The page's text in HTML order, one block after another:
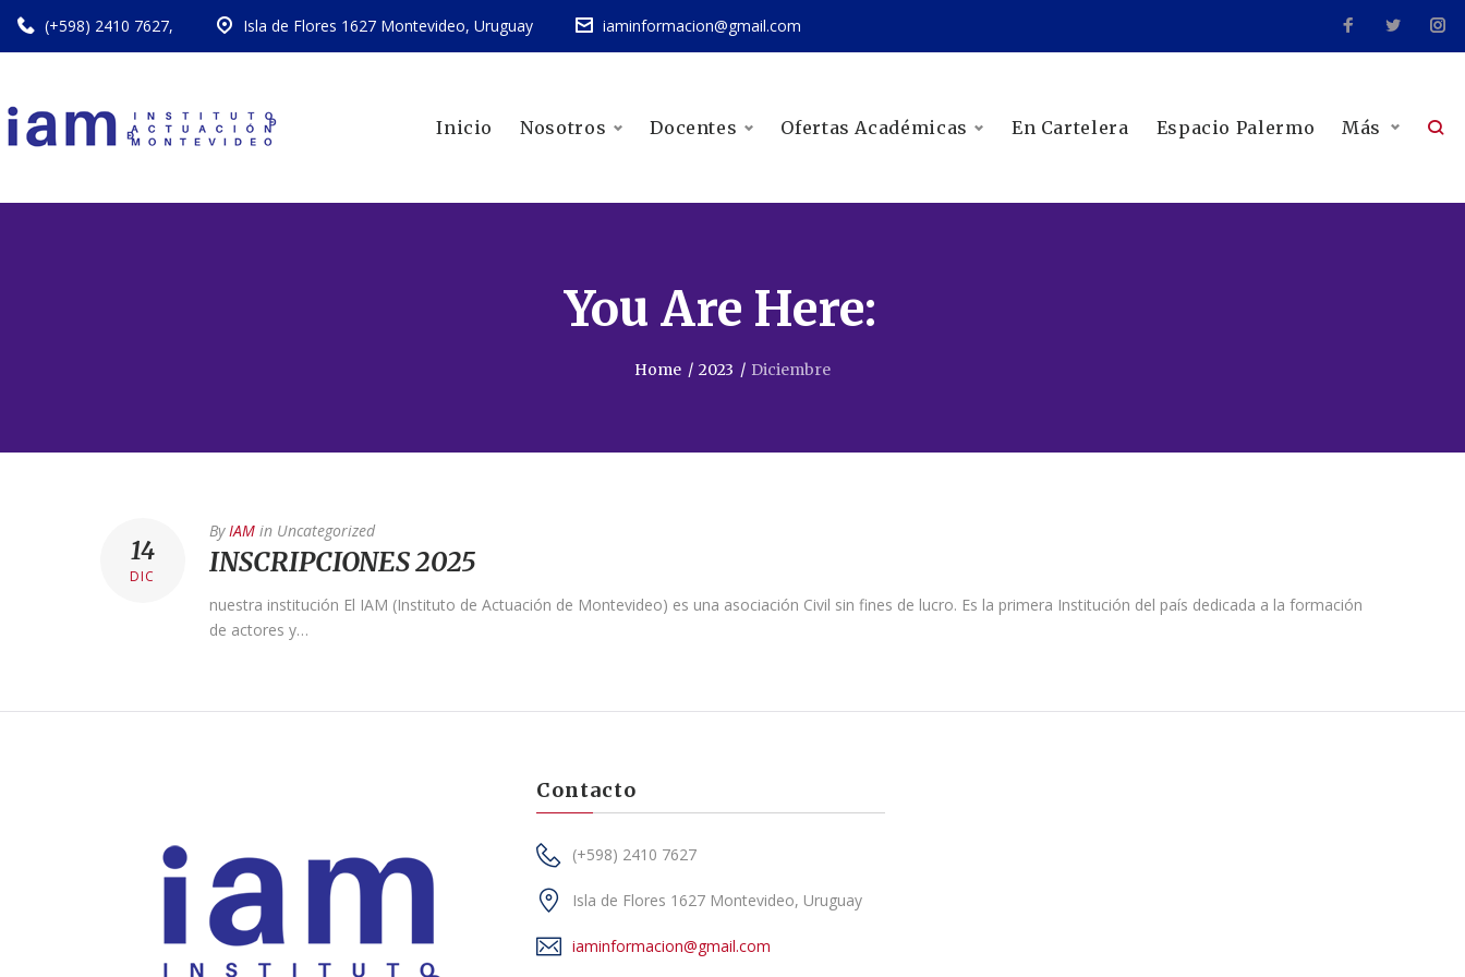
(+598) 2410 7627, Isla de Flores 1627 Montevideo, Uruguay iaminformacion@gmail.com
Inicio Nosotros Docentes Ofertas Académicas En Cartelera Espacio Palermo Más
You Are Here:
Home / 2023 / Diciembre
14
DIC
ByIAM in Uncategorized
INSCRIPCIONES 2025
nuestra institución El IAM (Instituto de Actuación de Montevideo) es una asociación Civil sin fines de lucro. Es la primera Institución del país dedicada a la formación
de actores y…
Contacto
(+598) 2410 7627
Isla de Flores 1627 Montevideo, Uruguay
iaminformacion@gmail.com